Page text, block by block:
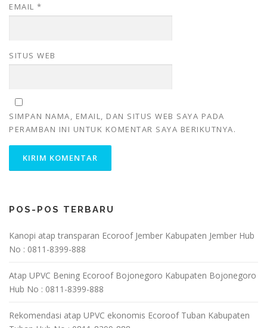
EMAIL *
SITUS WEB
SIMPAN NAMA, EMAIL, DAN SITUS WEB SAYA PADA
PERAMBAN INI UNTUK KOMENTAR SAYA BERIKUTNYA.
POS-POS TERBARU
Kanopi atap transparan Ecoroof Jember Kabupaten Jember Hub
No : 0811-8399-888
Atap UPVC Bening Ecoroof Bojonegoro Kabupaten Bojonegoro
Hub No : 0811-8399-888
Rekomendasi atap UPVC ekonomis Ecoroof Tuban Kabupaten